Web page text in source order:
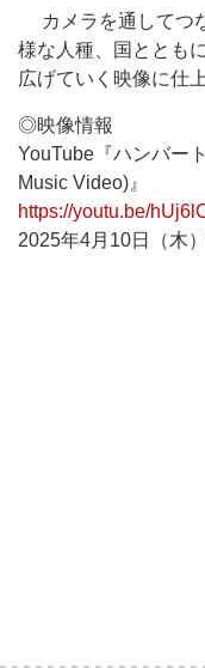
カメラを通してつ
様な人種、国ととも
広げていく映像に仕
◎映像情報
YouTube『ハンバー
Music Video)』
https://youtu.be/
2025年4月10日（木